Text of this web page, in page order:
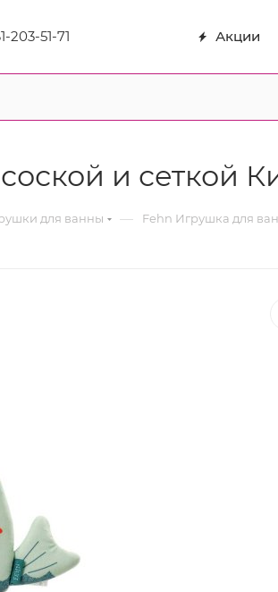
203-51-71 Акции
и сеткой
для ванны — Fehn Игрушка для